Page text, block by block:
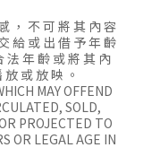
， 不 可 將 其 內 容
給 或 出 借 予 年 齡
法 年 齡 或 將 其 內
或 放 映 。
MAY OFFEND
SOLD,
PROJECTED TO
OR LEGAL AGE IN